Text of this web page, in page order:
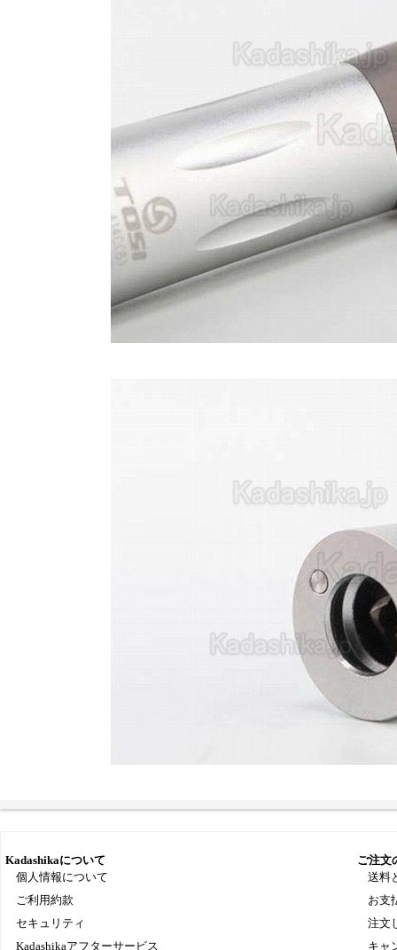
Kadashikaについて
個人情報について
ご利用約款
セキュリティ
Kadashikaアフターサービス
ご注文
送料
お支
注文
キャ